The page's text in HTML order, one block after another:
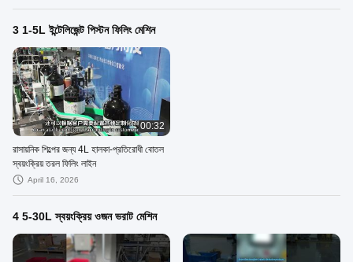
3 1-5L ইন্টেলিজেন্ট পিস্টন ফিলিং মেশিন
00:32
রাসায়নিক শিল্পের জন্য 4L হালকা-প্রতিরোধী বোতল
স্বয়ংক্রিয় তরল ফিলিং লাইন
April 16, 2026
4 5-30L স্বয়ংক্রিয় ওজন ভরাট মেশিন